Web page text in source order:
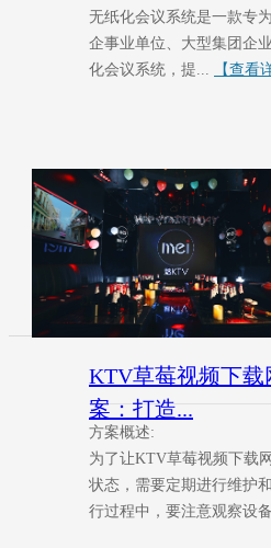
无纸化会议系统是一款专为政
企事业单位、大型集团
化会议系统，提...
【查看
KTV草莓视频下载
案：打造...
方案概述:
为了让KTV草莓视频下载
状态，需要定期进行维护和
行过程中，要注意观察设